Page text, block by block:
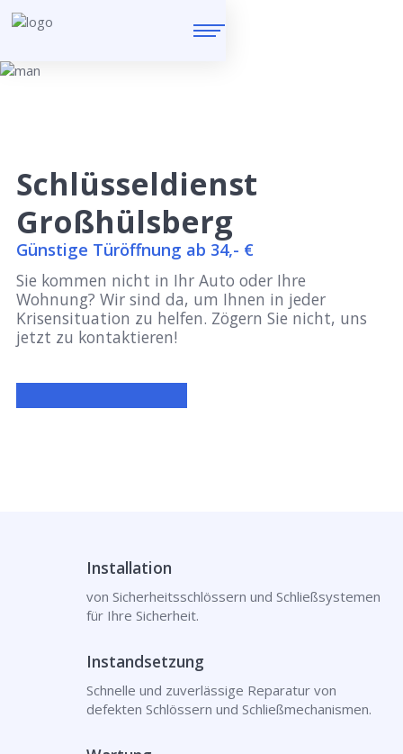
Schlüsseldienst
Großhülsberg
Günstige Türöffnung ab 34,- €
Sie kommen nicht in Ihr Auto oder Ihre
Wohnung? Wir sind da, um Ihnen in jeder
Krisensituation zu helfen. Zögern Sie nicht, uns
jetzt zu kontaktieren!
Installation
von Sicherheitsschlössern und Schließsystemen
für Ihre Sicherheit.
Instandsetzung
Schnelle und zuverlässige Reparatur von
defekten Schlössern und Schließmechanismen.